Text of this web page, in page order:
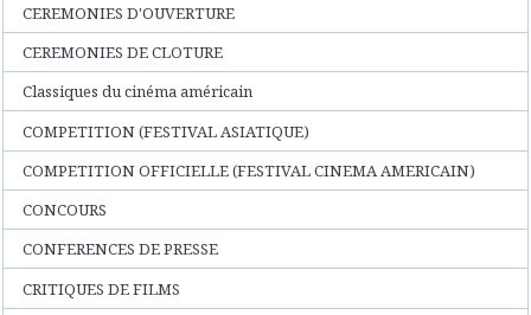
CEREMONIES D'OUVERTURE
CEREMONIES DE CLOTURE
Classiques du cinéma américain
COMPETITION (FESTIVAL ASIATIQUE)
COMPETITION OFFICIELLE (FESTIVAL CINEMA AMERICAIN)
CONCOURS
CONFERENCES DE PRESSE
CRITIQUES DE FILMS